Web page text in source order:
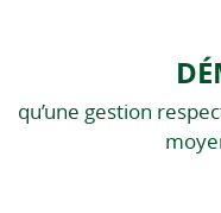
qu’une gestion